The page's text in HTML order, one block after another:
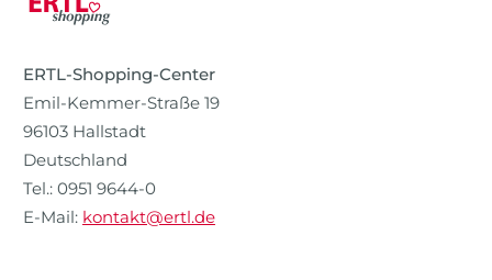
ERTL-Shopping-Center
Emil-Kemmer-Straße 19
96103 Hallstadt
Deutschland
Tel.: 0951 9644-0
E-Mail: kontakt@ertl.de